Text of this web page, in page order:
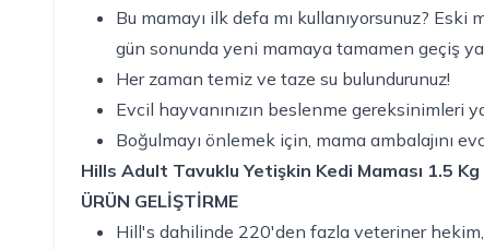
Bu mamayı ilk defa mı kullanıyorsunuz? Eski
gün sonunda yeni mamaya tamamen geçiş
Her zaman temiz ve taze su bulundurunuz!
Evcil hayvanınızın beslenme gereksinimleri
Boğulmayı önlemek için, mama ambalajını
Hills Adult Tavuklu Yetişkin Kedi Maması 1.5 Kg
ÜRÜN GELİŞTİRME
Hill's dahilinde 220'den fazla veteriner hekim,